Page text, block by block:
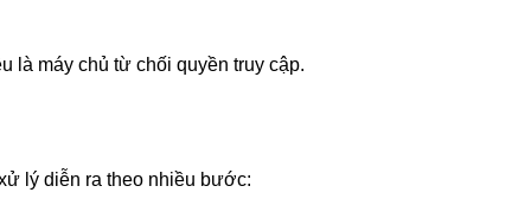
là máy chủ từ chối quyền truy cập.
lý diễn ra theo nhiều bước: